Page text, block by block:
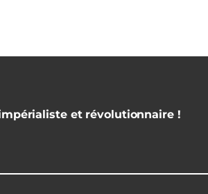
et révolutionnaire !